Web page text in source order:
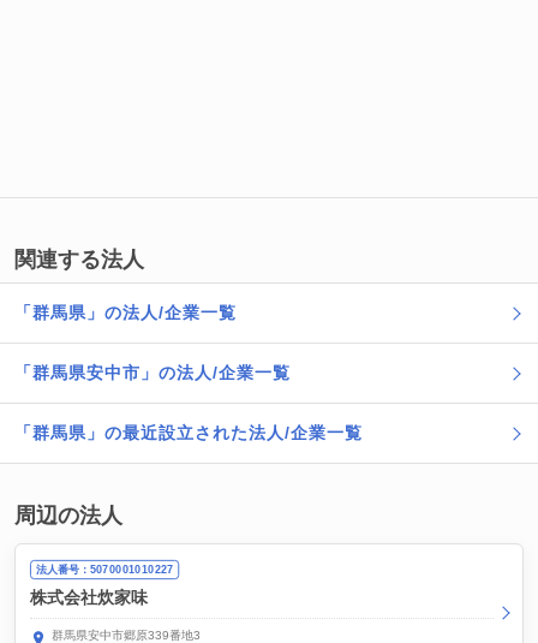
関連する法人
「群馬県」の法人/企業一覧
「群馬県安中市」の法人/企業一覧
「群馬県」の最近設立された法人/企業一覧
周辺の法人
法人番号：5070001010227
株式会社炊家味
群馬県安中市郷原339番地3